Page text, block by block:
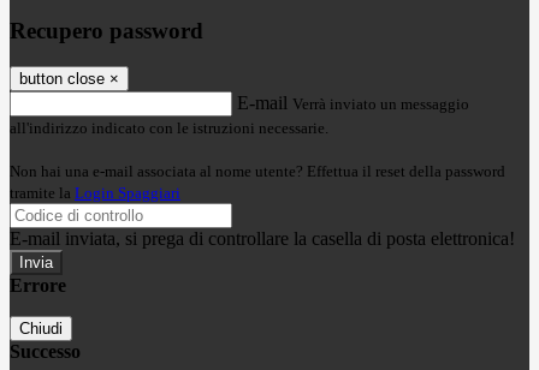
Recupero password
button close ×
E-mail Verrà inviato un messaggio
all'indirizzo indicato con le istruzioni necessarie.
Non hai una e-mail associata al nome utente? Effettua il reset della password
tramite la Login Spaggiari
E-mail inviata, si prega di controllare la casella di posta elettronica!
Errore
Chiudi
Successo